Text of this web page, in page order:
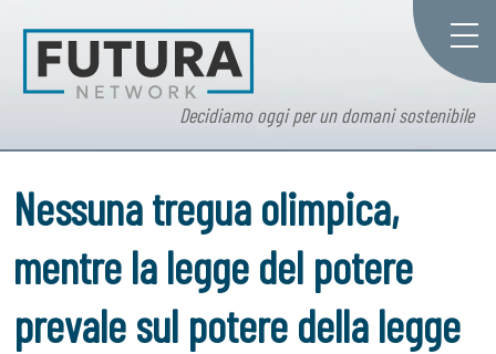
Decidiamo oggi per un domani sostenibile
Nessuna tregua olimpica,
mentre la legge del potere
prevale sul potere della legge